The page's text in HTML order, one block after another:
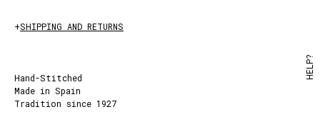
+SHIPPING AND RETURNS
Hand-Stitched
Made in Spain
Tradition since 1927
HELP?